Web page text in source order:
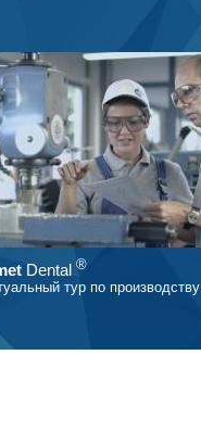
Dental ®
тур по производству